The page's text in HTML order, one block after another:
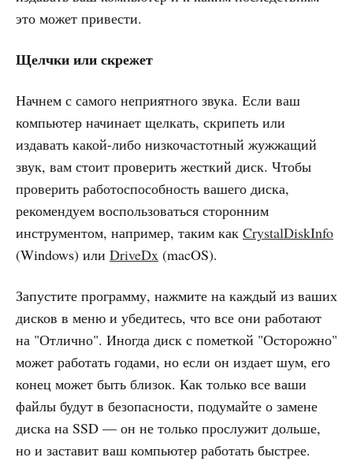
это может привести.
Щелчки или скрежет
Начнем с самого неприятного звука. Если ваш
компьютер начинает щелкать, скрипеть или
издавать какой-либо низкочастотный жужжащий
звук, вам стоит проверить жесткий диск. Чтобы
проверить работоспособность вашего диска,
рекомендуем воспользоваться сторонним
инструментом, например, таким как CrystalDiskInfo
(Windows) или DriveDx (macOS).
Запустите программу, нажмите на каждый из ваших
дисков в меню и убедитесь, что все они работают
на "Отлично". Иногда диск с пометкой "Осторожно"
может работать годами, но если он издает шум, его
конец может быть близок. Как только все ваши
файлы будут в безопасности, подумайте о замене
диска на SSD — он не только прослужит дольше,
но и заставит ваш компьютер работать быстрее.